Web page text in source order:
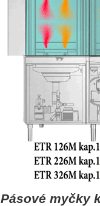
Pásové myčky